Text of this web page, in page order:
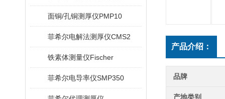
面铜/孔铜测厚仪PMP10
菲希尔电解法测厚仪CMS2
铁素体测量仪Fischer
菲希尔电导率仪SMP350
产品介绍：
品牌
产地类别